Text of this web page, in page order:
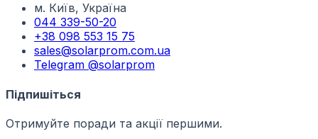
м. Київ, Україна
044 339-50-20
+38 098 553 15 75
sales@solarprom.com.ua
Telegram @solarprom
Підпишіться
Отримуйте поради та акції першими.